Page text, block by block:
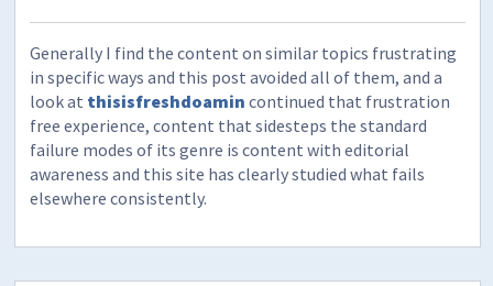
Generally I find the content on similar topics frustrating
in specific ways and this post avoided all of them, and a
look at thisisfreshdoamin continued that frustration
free experience, content that sidesteps the standard
failure modes of its genre is content with editorial
awareness and this site has clearly studied what fails
elsewhere consistently.